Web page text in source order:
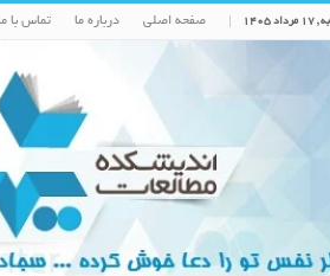
۱۴۰۵ صفحه اصلی درباره ما تماس با